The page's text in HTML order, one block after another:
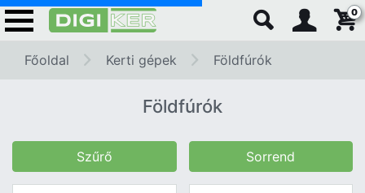
0
Főoldal Kerti gépek Földfúrók
Földfúrók
Szűrő Sorrend